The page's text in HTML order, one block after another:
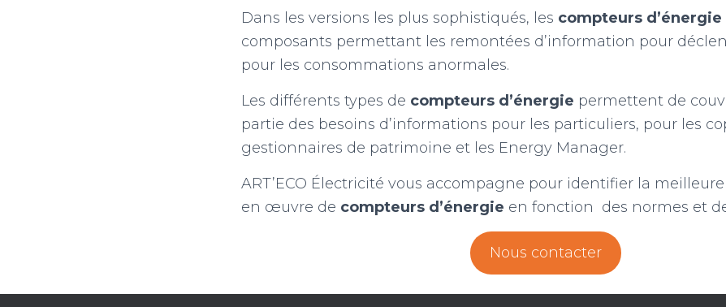
Dans les versions les plus sophistiqués, les compteurs d’énergie
composants permettant les remontées d’information pour
pour les consommations anormales.
Les différents types de compteurs d’énergie permettent de
partie des besoins d’informations pour les particuliers, pour les
gestionnaires de patrimoine et les Energy Manager.
ART’ECO Électricité vous accompagne pour identifier la
en œuvre de compteurs d’énergie en fonction des normes et
Nous contacter